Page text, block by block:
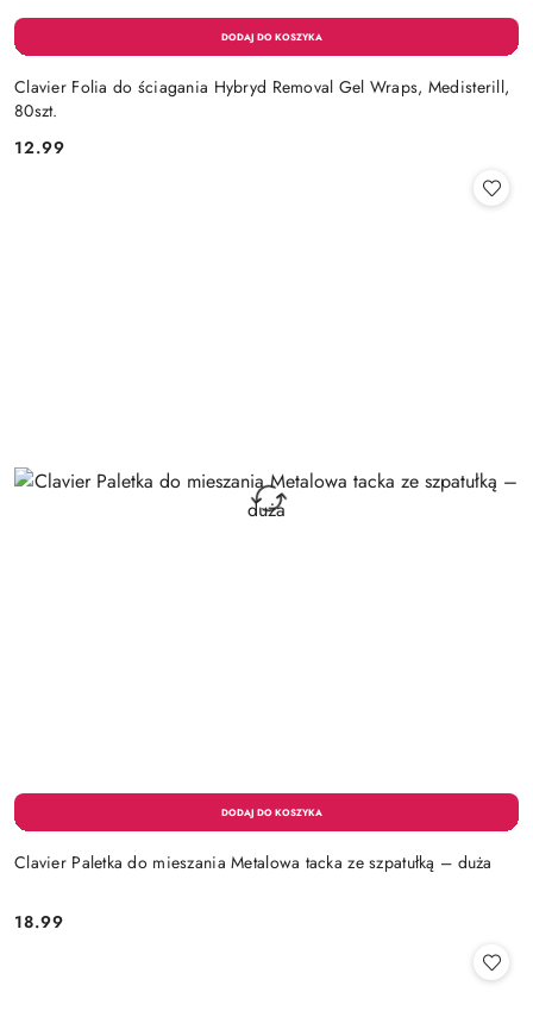
Clavier Folia do ściagania Hybryd Removal Gel Wraps, Medisterill,
80szt.
Cena:
12.99
Clavier Paletka do mieszania Metalowa tacka ze szpatułką – duża
Cena:
18.99